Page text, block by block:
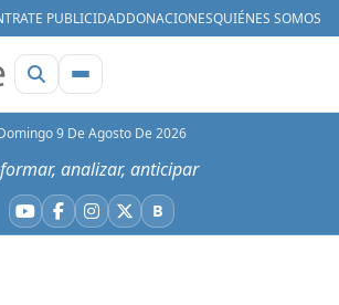
PUBLICIDADDONACIONESQUIÉNES SOMOS
9 De Agosto De 2026
analizar, anticipar
YouTube
Facebook
Instagram
X BBluesky